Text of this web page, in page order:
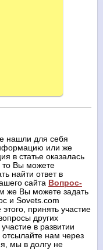
нашли для себя
или же
в статье оказалась
то Вы можете
найти ответ в
сайта Вопрос-
же Вы можете задать
и Sovets.com
принять участие
других
в развитии
отсылайте нам через
мы в долгу не